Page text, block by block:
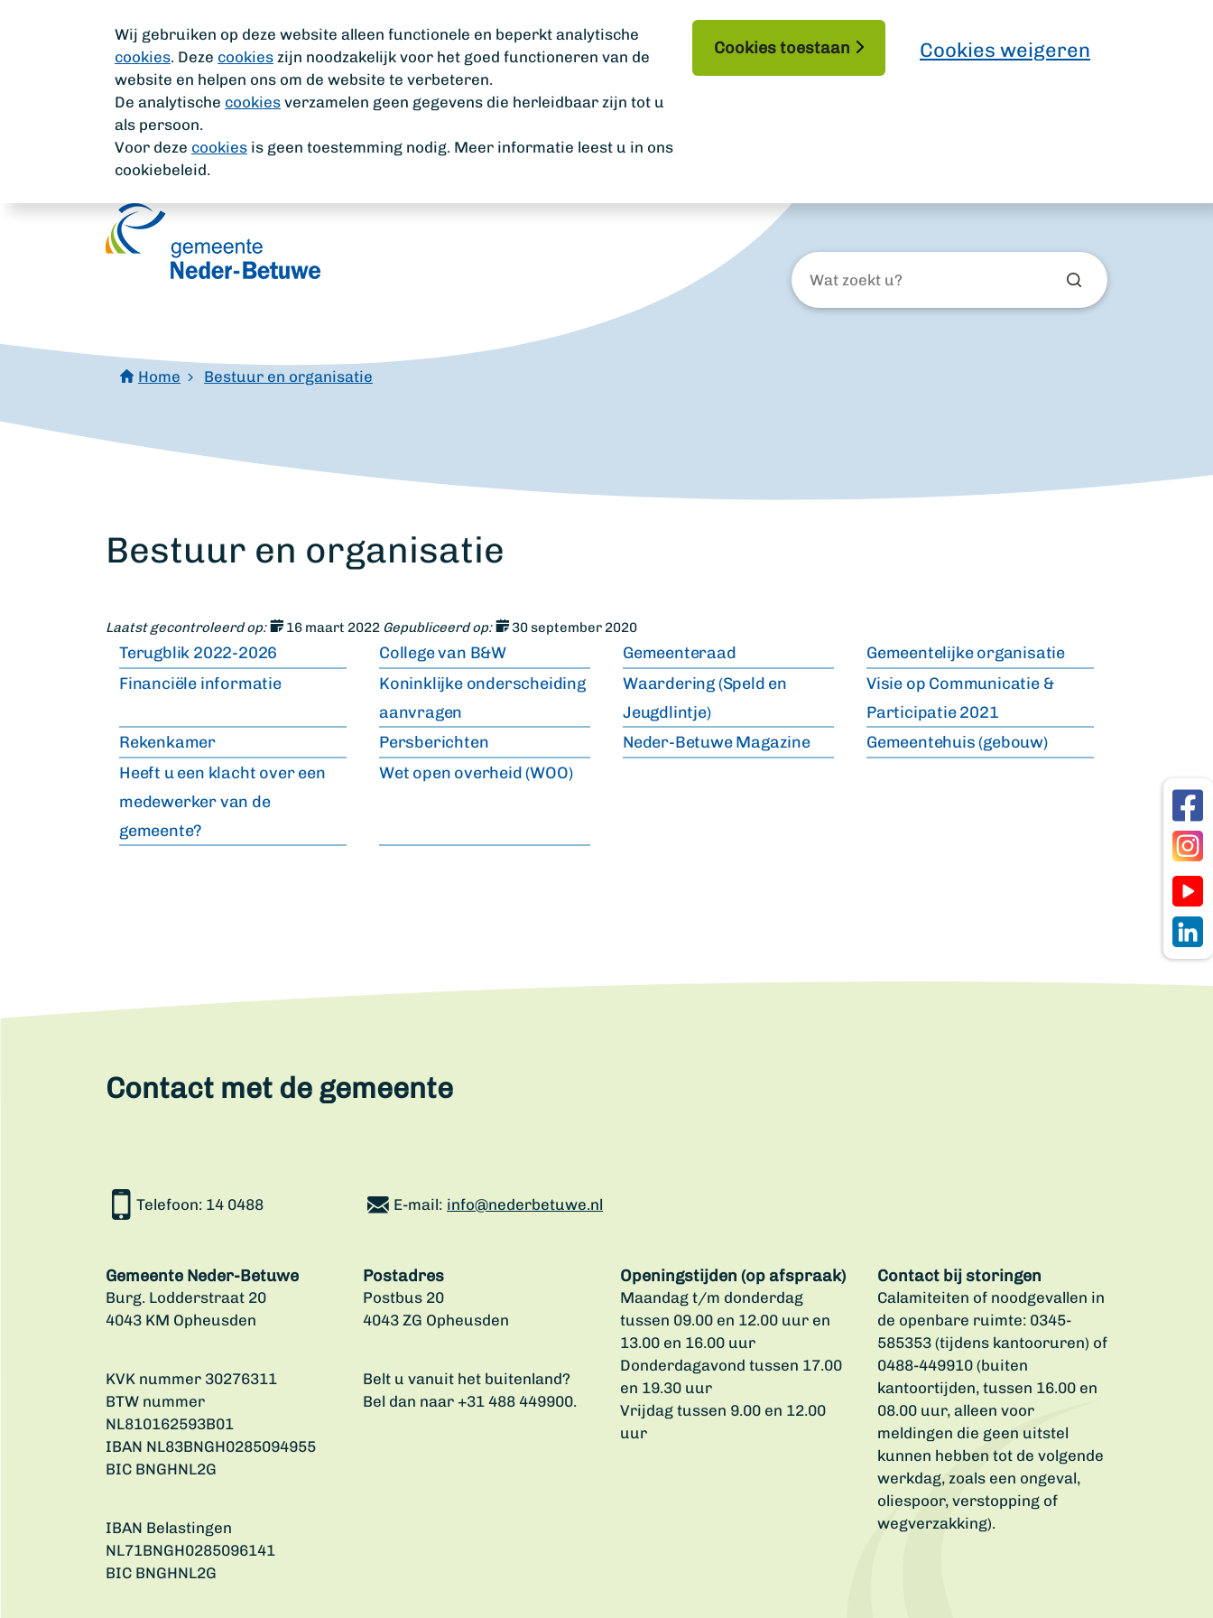
Wij gebruiken op deze website alleen functionele en beperkt analytische
cookies. Deze cookies zijn noodzakelijk voor het goed functioneren van de
website en helpen ons om de website te verbeteren.
De analytische cookies verzamelen geen gegevens die herleidbaar zijn tot u
als persoon.
Voor deze cookies is geen toestemming nodig. Meer informatie leest u in ons
cookiebeleid.
Cookies toestaan Cookies weigeren
Wat
zoekt
u?
Home Bestuur en organisatie
Bestuur en organisatie
Laatst gecontroleerd op: 16 maart 2022 Gepubliceerd op: 30 september 2020
Terugblik 2022-2026 College van B&W Gemeenteraad
Gemeentelijke organisatie
Financiële informatie
Koninklijke onderscheiding
aanvragen
Waardering (Speld en
Jeugdlintje)
Visie op Communicatie &
Participatie 2021
Rekenkamer
Persberichten Neder-Betuwe Magazine
Gemeentehuis (gebouw)
Heeft u een klacht over een
medewerker van de
gemeente?
Wet open overheid (WOO)
Contact met de gemeente
Telefoon: 14 0488 E-mail: info@nederbetuwe.nl
Gemeente Neder-Betuwe
Burg. Lodderstraat 20
4043 KM Opheusden
KVK nummer 30276311
BTW nummer
NL810162593B01
IBAN NL83BNGH0285094955
BIC BNGHNL2G
IBAN Belastingen
NL71BNGH0285096141
BIC BNGHNL2G
Postadres
Postbus 20
4043 ZG Opheusden
Belt u vanuit het buitenland?
Bel dan naar +31 488 449900.
Openingstijden (op afspraak)
Maandag t/m donderdag
tussen 09.00 en 12.00 uur en
13.00 en 16.00 uur
Donderdagavond tussen 17.00
en 19.30 uur
Vrijdag tussen 9.00 en 12.00
uur
Contact bij storingen
Calamiteiten of noodgevallen in
de openbare ruimte: 0345-
585353 (tijdens kantooruren) of
0488-449910 (buiten
kantoortijden, tussen 16.00 en
08.00 uur, alleen voor
meldingen die geen uitstel
kunnen hebben tot de volgende
werkdag, zoals een ongeval,
oliespoor, verstopping of
wegverzakking).